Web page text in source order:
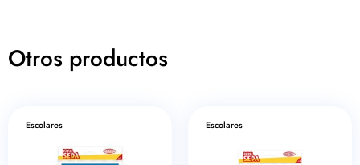
Otros productos
Escolares Escolares